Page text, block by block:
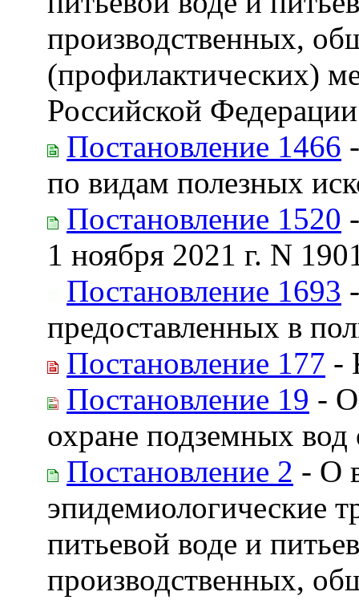
производственных,
(профилактических)
Российской
Постановление 1466
по видам полезных
Постановление 1520
1 ноября 2021 г. N
Постановление 1693
предоставленных в
Постановление 177 -
Постановление 19 - О
охране подземных вод
Постановление 2 - О
эпидемиологические
питьевой воде и
производственных,